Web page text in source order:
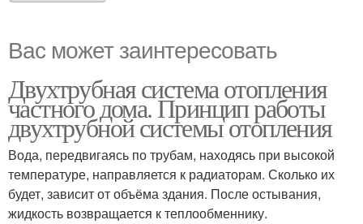
Вас может заинтересовать
Двухтрубная система отопления
частного дома. Принцип работы
двухтрубной системы отопления
Вода, передвигаясь по трубам, находясь при высокой
температуре, направляется к радиаторам. Сколько их
будет, зависит от объёма здания. После остывания,
жидкость возвращается к теплообменнику.